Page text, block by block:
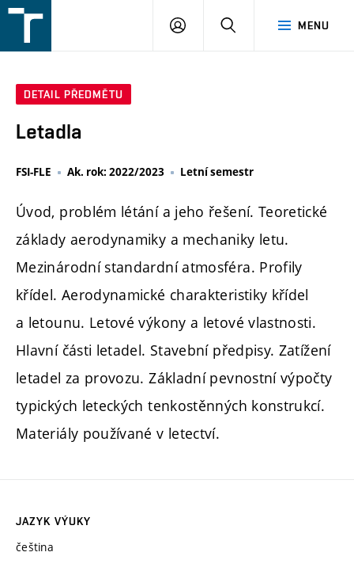
v
MENU
PŘIHLÁŠENÍ
DETAIL PŘEDMĚTU
Letadla
FSI-FLE Ak. rok: 2022/2023 Letní semestr
Úvod, problém létání a jeho řešení. Teoretické
základy aerodynamiky a mechaniky letu.
Mezinárodní standardní atmosféra. Profily
křídel. Aerodynamické charakteristiky křídel
a letounu. Letové výkony a letové vlastnosti.
Hlavní části letadel. Stavební předpisy. Zatížení
letadel za provozu. Základní pevnostní výpočty
typických leteckých tenkostěnných konstrukcí.
Materiály používané v letectví.
JAZYK VÝUKY
čeština